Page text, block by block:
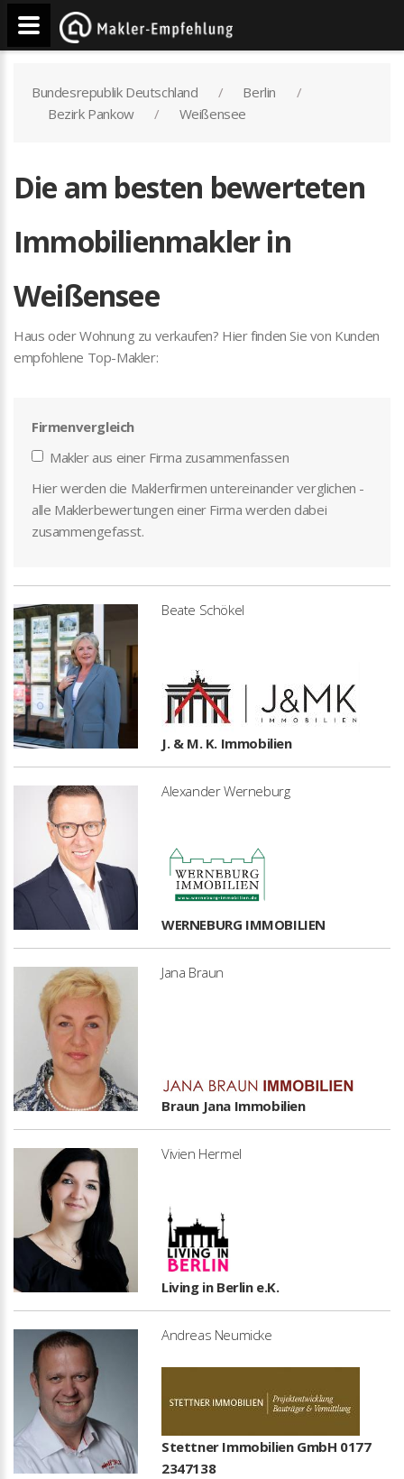
Bundesrepublik Deutschland
Berlin
Bezirk Pankow
Weißensee
Die am besten bewerteten
Immobilienmakler in
Weißensee
Haus oder Wohnung zu verkaufen? Hier finden Sie von Kunden
empfohlene Top-Makler:
Firmenvergleich
Makler aus einer Firma zusammenfassen
Hier werden die Maklerfirmen untereinander verglichen -
alle Maklerbewertungen einer Firma werden dabei
zusammengefasst.
Beate Schökel
J. & M. K. Immobilien
Alexander Werneburg
WERNEBURG IMMOBILIEN
Jana Braun
Braun Jana Immobilien
Vivien Hermel
Living in Berlin e.K.
Andreas Neumicke
Stettner Immobilien GmbH 0177
2347138